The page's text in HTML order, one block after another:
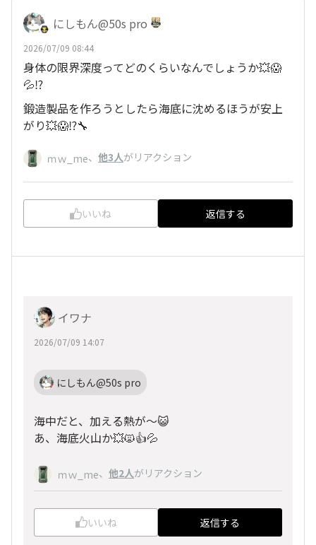
にしもん@50s pro
2026/07/09 08:44
身体の限界深度ってどのくらいなんでしょうか💥😱
💦⁉️
鍛造製品を作ろうとしたら海底に沈めるほうが安上
がり💥😱⁉️🔧
ｍｗ_me、 他3人がリアクション
いいね 返信する
イワナ
2026/07/09 14:07
にしもん@50s pro
海中だと、加える熱が〜😺
あ、海底火山か💥🙀👍️💦
ｍｗ_me、 他2人がリアクション
いいね 返信する